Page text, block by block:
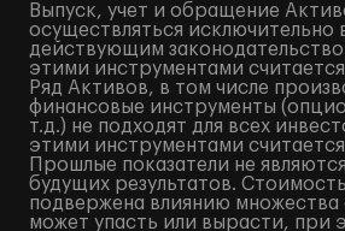
Выпуск, учет и обращение
осуществляться исключительно
действующим
этими инструментами
Ряд Активов, в том числе
финансовые инструменты
т.д.) не подходят для всех
этими инструментами
Прошлые показатели не
будущих результатов.
подвержена влиянию множества
может упасть или вырасти, при